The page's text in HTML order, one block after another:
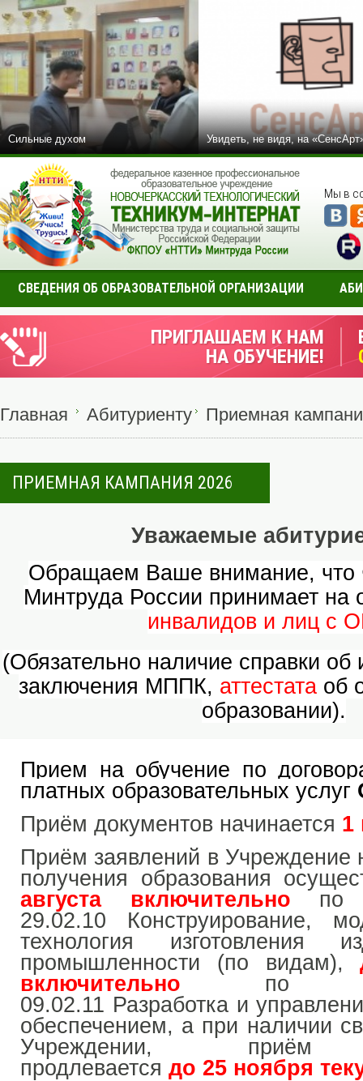
Сильные духом Увидеть, не видя, на
Мы в
СВЕДЕНИЯ ОБ ОБРАЗОВАТЕЛЬНОЙ ОРГАНИЗАЦИИ
ПРИГЛАШАЕМ К НАМ
НА ОБУЧЕНИЕ!
Главная Абитуриенту Приемная
ПРИЕМНАЯ КАМПАНИЯ 2026
Уважаемые
Обращаем Ваше внимание,
Минтруда России принимает на
инвалидов и лиц с
(Обязательно наличие справки об
заключения МППК, аттестатаоб
образовании).
Прием на обучение по
платных образовательных услуг
Приём документов начинается 1
Приём заявлений в
получения образования
августа включительно по
29.02.10 Конструирование,
технология изготовления
промышленности (по видам),
включительно по
09.02.11 Разработка и
обеспечением, а при наличии
Учреждении, приём
продлевается до 25 ноября